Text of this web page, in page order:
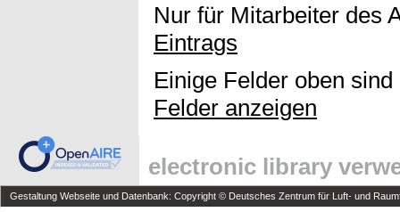
Nur für Mitarbeiter des
Eintrags
Einige Felder oben
Felder anzeigen
electronic library
Gestaltung Webseite und Datenbank: Copyright © Deutsches Zentrum für Luft- und